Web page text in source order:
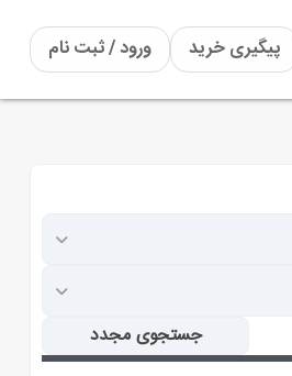
پیگیری خرید ورود / ثبت نام
جستجوی مجدد